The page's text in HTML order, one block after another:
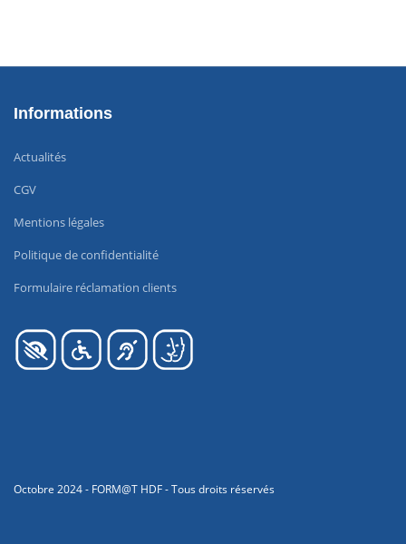
Informations
Actualités
CGV
Mentions légales
Politique de confidentialité
Formulaire réclamation clients
Octobre 2024 - FORM@T HDF - Tous droits réservés